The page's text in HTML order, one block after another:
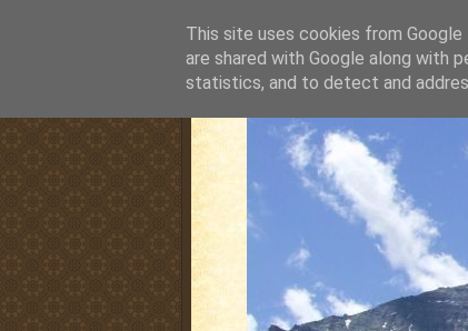
This site uses cookies from
are shared with Google along with
statistics, and to detect and